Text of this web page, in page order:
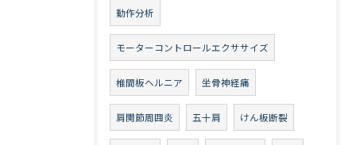
動作分析
モーターコントロールエクササイズ
椎間板ヘルニア 坐骨神経痛
肩関節周囲炎 五十肩 けん板断裂